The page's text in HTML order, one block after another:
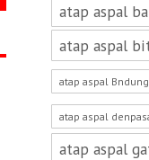
atap aspal
atap aspal
atap aspal Bndung
atap aspal
atap aspal